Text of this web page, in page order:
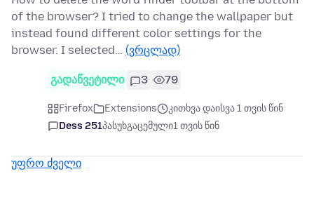
of the browser? I tried to change the wallpaper but
instead found different color settings for the
browser. I selected… (ვრცლად)
გადაწვეტილი 3 79
Firefox Extensions
კითხვა დაისვა 1 თვის წინ
Dess 251პასუხგაცემული1 თვის წინ
უფრო ძველი